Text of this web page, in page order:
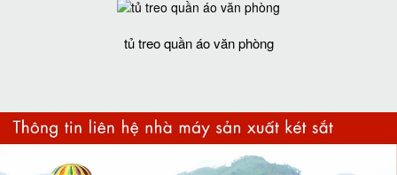
tủ treo quần áo văn phòng